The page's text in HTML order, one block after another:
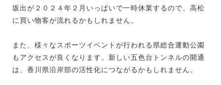
坂出が２０２４年２月いっぱいで一時休業するので、高松
に買い物客が流れるかもしれません。
また、様々なスポーツイベントが行われる県総合運動公園
もアクセスが良くなります。新しい五色台トンネルの開通
は、香川県沿岸部の活性化につながるかもしれません。